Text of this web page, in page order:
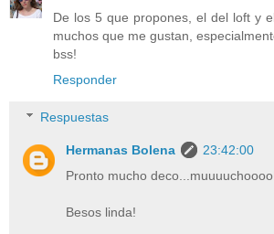
De los 5 que propones, el del loft y
muchos que me gustan,
bss!
Responder
Respuestas
Hermanas Bolena
23:42:00
Pronto mucho
Besos linda!